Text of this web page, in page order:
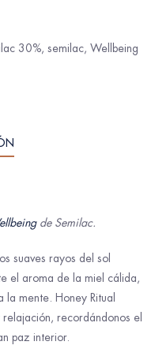
30%, semilac, Wellbeing
de Semilac.
suaves rayos del sol
el aroma de la miel cálida,
mente. Honey Ritual
recordándonos el
paz interior.